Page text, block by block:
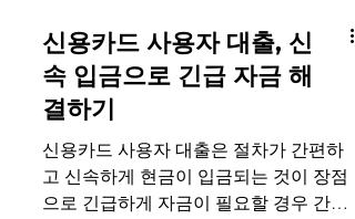
신용카드 사용자 대출, 신
결하기
신용카드 사용자 대출은 절차가 간편하